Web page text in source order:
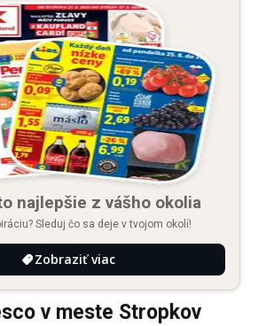
najlepšie z vášho okolia
Sleduj čo sa deje v tvojom okolí!
Zobraziť viac
v meste Stropkov